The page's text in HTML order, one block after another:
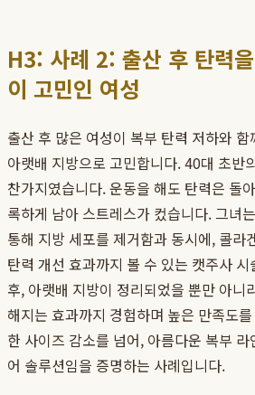
H3: 사례 2: 출산 후 탄력
이 고민인 여성
출산 후 많은 여성이 복부 탄력 저하와
아랫배 지방으로 고민합니다. 40대 초반
찬가지였습니다. 운동을 해도 탄력은 돌
록하게 남아 스트레스가 컸습니다. 그녀는
통해 지방 세포를 제거함과 동시에, 콜라
탄력 개선 효과까지 볼 수 있는 캣주사
후, 아랫배 지방이 정리되었을 뿐만 아니
해지는 효과까지 경험하며 높은 만족도
한 사이즈 감소를 넘어, 아름다운 복부
어 솔루션임을 증명하는 사례입니다.